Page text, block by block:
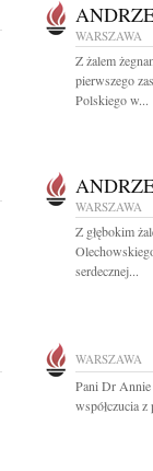
WARSZAWA
Z żalem
pierwszego
Polskiego w...
WARSZAWA
Z głębokim
serdecznej...
WARSZAWA
Pani Dr Annie
współczucia